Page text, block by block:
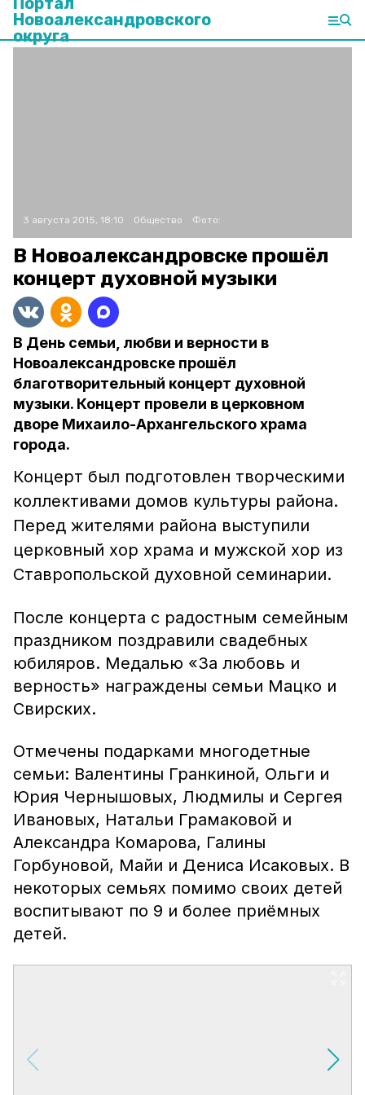
Новоалександровского
округа
3 августа 2015, 18:10 Общество Фото:
В Новоалександровске прошёл
концерт духовной музыки
В День семьи, любви и верности в
Новоалександровске прошёл
благотворительный концерт духовной
музыки. Концерт провели в церковном
дворе Михаило-Архангельского храма
города.
Концерт был подготовлен творческими
коллективами домов культуры района.
Перед жителями района выступили
церковный хор храма и мужской хор из
Ставропольской духовной семинарии.
После концерта с радостным семейным
праздником поздравили свадебных
юбиляров. Медалью «За любовь и
верность» награждены семьи Мацко и
Свирских.
Отмечены подарками многодетные
семьи: Валентины Гранкиной, Ольги и
Юрия Чернышовых, Людмилы и Сергея
Ивановых, Натальи Грамаковой и
Александра Комарова, Галины
Горбуновой, Майи и Дениса Исаковых. В
некоторых семьях помимо своих детей
воспитывают по 9 и более приёмных
детей.